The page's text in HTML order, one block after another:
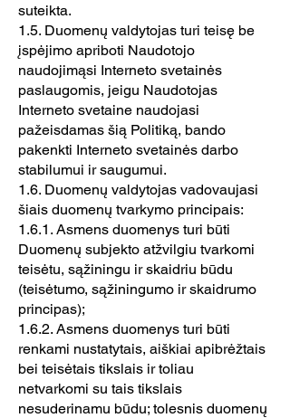
suteikta.
1.5. Duomenų valdytojas turi teisę be
įspėjimo apriboti Naudotojo
naudojimąsi Interneto svetainės
paslaugomis, jeigu Naudotojas
Interneto svetaine naudojasi
pažeisdamas šią Politiką, bando
pakenkti Interneto svetainės darbo
stabilumui ir saugumui.
1.6. Duomenų valdytojas vadovaujasi
šiais duomenų tvarkymo principais:
1.6.1. Asmens duomenys turi būti
Duomenų subjekto atžvilgiu tvarkomi
teisėtu, sąžiningu ir skaidriu būdu
(teisėtumo, sąžiningumo ir skaidrumo
principas);
1.6.2. Asmens duomenys turi būti
renkami nustatytais, aiškiai apibrėžtais
bei teisėtais tikslais ir toliau
netvarkomi su tais tikslais
nesuderinamu būdu; tolesnis duomenų